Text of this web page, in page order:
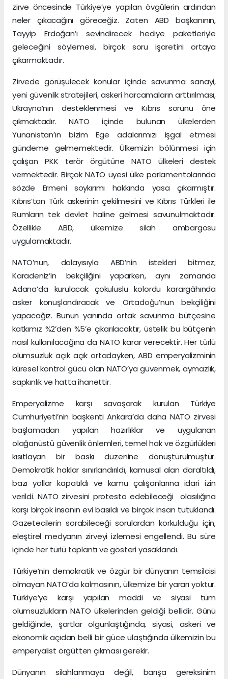
zirve öncesinde Türkiye’ye yapılan övgülerin ardından
neler çıkacağını göreceğiz. Zaten ABD başkanının,
Tayyip Erdoğan’ı sevindirecek hediye paketleriyle
geleceğini söylemesi, birçok soru işaretini ortaya
çıkarmaktadır.
Zirvede görüşülecek konular içinde savunma sanayi,
yeni güvenlik stratejileri, askeri harcamaların arttırılması,
Ukrayna’nın desteklenmesi ve Kıbrıs sorunu öne
çıkmaktadır. NATO içinde bulunan ülkelerden
Yunanistan’ın bizim Ege adalarımızı işgal etmesi
gündeme gelmemektedir. Ülkemizin bölünmesi için
çalışan PKK terör örgütüne NATO ülkeleri destek
vermektedir. Birçok NATO üyesi ülke parlamentolarında
sözde Ermeni soykırımı hakkında yasa çıkarmıştır.
Kıbrıs’tan Türk askerinin çekilmesini ve Kıbrıs Türkleri ile
Rumların tek devlet haline gelmesi savunulmaktadır.
Özellikle ABD, ülkemize silah ambargosu
uygulamaktadır.
NATO’nun, dolayısıyla ABD’nin istekleri bitmez;
Karadeniz’in bekçiliğini yaparken, aynı zamanda
Adana’da kurulacak çokuluslu kolordu karargâhında
asker konuşlandıracak ve Ortadoğu’nun bekçiliğini
yapacağız. Bunun yanında ortak savunma bütçesine
katkımız %2’den %5’e çıkarılacaktır, üstelik bu bütçenin
nasıl kullanılacağına da NATO karar verecektir. Her türlü
olumsuzluk açık açık ortadayken, ABD emperyalizminin
küresel kontrol gücü olan NATO’ya güvenmek, aymazlık,
sapkınlık ve hatta ihanettir.
Emperyalizme karşı savaşarak kurulan Türkiye
Cumhuriyeti’nin başkenti Ankara’da daha NATO zirvesi
başlamadan yapılan hazırlıklar ve uygulanan
olağanüstü güvenlik önlemleri, temel hak ve özgürlükleri
kısıtlayan bir baskı düzenine dönüştürülmüştür.
Demokratik haklar sınırlandırıldı, kamusal alan daraltıldı,
bazı yollar kapatıldı ve kamu çalışanlarına idari izin
verildi. NATO zirvesini protesto edebileceği olasılığına
karşı birçok insanın evi basıldı ve birçok insan tutuklandı.
Gazetecilerin sorabileceği sorulardan korkulduğu için,
eleştirel medyanın zirveyi izlemesi engellendi. Bu süre
içinde her türlü toplantı ve gösteri yasaklandı.
Türkiye’nin demokratik ve özgür bir dünyanın temsilcisi
olmayan NATO’da kalmasının, ülkemize bir yararı yoktur.
Türkiye’ye karşı yapılan maddi ve siyasi tüm
olumsuzlukların NATO ülkelerinden geldiği bellidir. Günü
geldiğinde, şartlar olgunlaştığında, siyasi, askeri ve
ekonomik açıdan belli bir güce ulaştığında ülkemizin bu
emperyalist örgütten çıkması gerekir.
Dünyanın silahlanmaya değil, barışa gereksinim